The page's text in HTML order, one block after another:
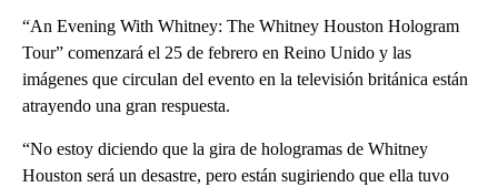
“An Evening With Whitney: The Whitney Houston Hologram
Tour” comenzará el 25 de febrero en Reino Unido y las
imágenes que circulan del evento en la televisión británica están
atrayendo una gran respuesta.
“No estoy diciendo que la gira de hologramas de Whitney
Houston será un desastre, pero están sugiriendo que ella tuvo